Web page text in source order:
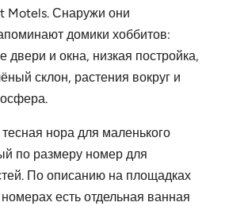
Motels. Снаружи они
домики хоббитов:
двери и окна, низкая постройка,
склон, растения вокруг и
нора для маленького
по размеру номер для
По описанию на площадках
есть отдельная ванная